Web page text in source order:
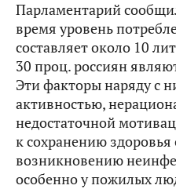
Парламентарий
время уровень
составляет около 10
30 проц. россиян
Эти факторы наряду с
активностью,
недостаточной
к сохранению здоровья
возникновению
особенно у пожилых